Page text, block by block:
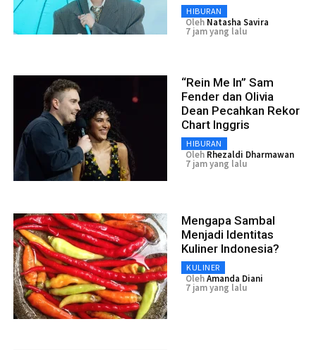
HIBURAN
Oleh Natasha Savira
7 jam yang lalu
“Rein Me In” Sam
Fender dan Olivia
Dean Pecahkan Rekor
Chart Inggris
HIBURAN
Oleh Rhezaldi Dharmawan
7 jam yang lalu
Mengapa Sambal
Menjadi Identitas
Kuliner Indonesia?
KULINER
OlehAmanda Diani
7 jam yang lalu